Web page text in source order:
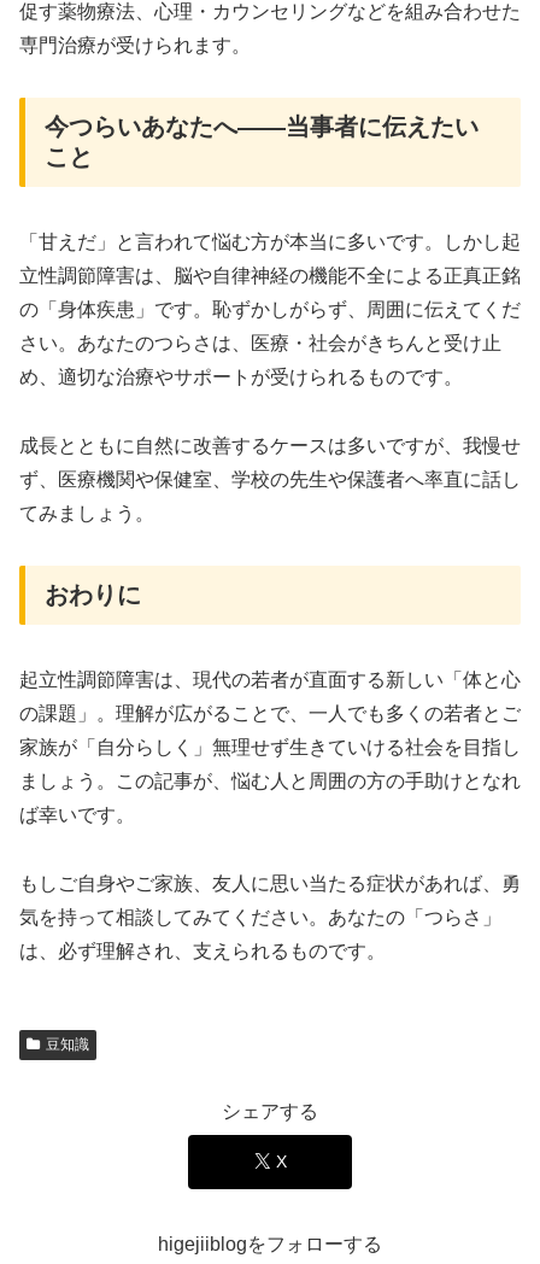
促す薬物療法、心理・カウンセリングなどを組み合わせた
専門治療が受けられます。
今つらいあなたへ――当事者に伝えたい
こと
「甘えだ」と言われて悩む方が本当に多いです。しかし起
立性調節障害は、脳や自律神経の機能不全による正真正銘
の「身体疾患」です。恥ずかしがらず、周囲に伝えてくだ
さい。あなたのつらさは、医療・社会がきちんと受け止
め、適切な治療やサポートが受けられるものです。
成長とともに自然に改善するケースは多いですが、我慢せ
ず、医療機関や保健室、学校の先生や保護者へ率直に話し
てみましょう。
おわりに
起立性調節障害は、現代の若者が直面する新しい「体と心
の課題」。理解が広がることで、一人でも多くの若者とご
家族が「自分らしく」無理せず生きていける社会を目指し
ましょう。この記事が、悩む人と周囲の方の手助けとなれ
ば幸いです。
もしご自身やご家族、友人に思い当たる症状があれば、勇
気を持って相談してみてください。あなたの「つらさ」
は、必ず理解され、支えられるものです。
豆知識
シェアする
X
higejiiblogをフォローする